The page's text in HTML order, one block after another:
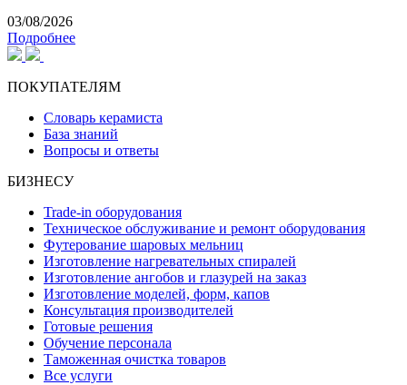
03/08/2026
Подробнее
ПОКУПАТЕЛЯМ
Словарь керамиста
База знаний
Вопросы и ответы
БИЗНЕСУ
Trade-in оборудования
Техническое обслуживание и ремонт оборудования
Футерование шаровых мельниц
Изготовление нагревательных спиралей
Изготовление ангобов и глазурей на заказ
Изготовление моделей, форм, капов
Консультация производителей
Готовые решения
Обучение персонала
Таможенная очистка товаров
Все услуги